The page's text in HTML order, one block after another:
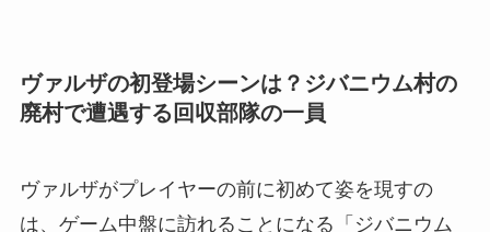
ヴァルザの初登場シーンは？ジバニウム村の
廃村で遭遇する回収部隊の一員
ヴァルザがプレイヤーの前に初めて姿を現すの
は、ゲーム中盤に訪れることになる「ジバニウム